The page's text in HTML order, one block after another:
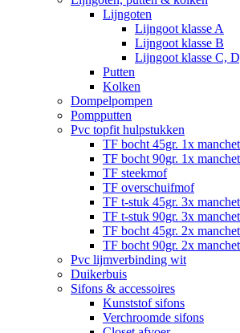
Lijngoten
Lijngoot klasse A
Lijngoot klasse B
Lijngoot klasse C,
Putten
Kolken
Dompelpompen
Pompputten
Pvc topfit hulpstukken
TF bocht 45gr. 1x manchet
TF bocht 90gr. 1x manchet
TF steekmof
TF overschuifmof
TF t-stuk 45gr. 3x manchet
TF t-stuk 90gr. 3x manchet
TF bocht 45gr. 2x manchet
TF bocht 90gr. 2x manchet
Pvc lijmverbinding wit
Duikerbuis
Sifons & accessoires
Kunststof sifons
Verchroomde sifons